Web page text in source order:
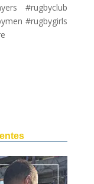
#rugbyclub
#rugbygirls